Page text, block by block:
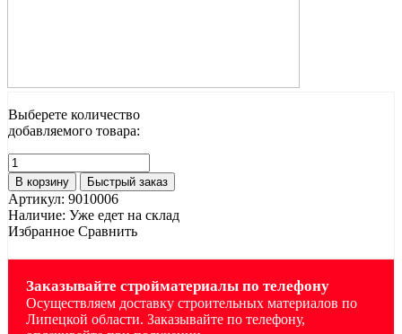
Выберете количество
добавляемого товара:
В корзину Быстрый заказ
Артикул: 9010006
Наличие: Уже едет на склад
Избранное Сравнить
Заказывайте стройматериалы по телефону
Осуществляем доставку строительных материалов по
Липецкой области. Заказывайте по телефону,